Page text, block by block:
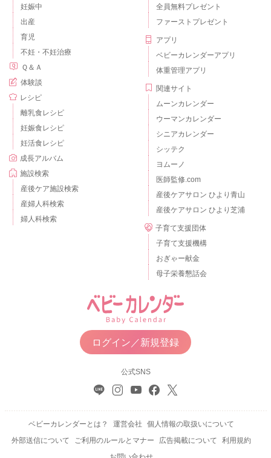
妊娠中
出産
育児
不妊・不妊治療
Ｑ＆Ａ
体験談
レシピ
離乳食レシピ
妊娠食レシピ
妊活食レシピ
成長アルバム
施設検索
産後ケア施設検索
産婦人科検索
婦人科検索
全員無料プレゼント
ファーストプレゼント
アプリ
ベビーカレンダーアプリ
体重管理アプリ
関連サイト
ムーンカレンダー
ウーマンカレンダー
シニアカレンダー
シッテク
ヨムーノ
医師監修.com
産後ケアサロン ひより青山
産後ケアサロン ひより芝浦
子育て支援団体
子育て支援機構
おぎゃー献金
母子栄養懇話会
ログイン／新規登録
公式SNS
ベビーカレンダーとは？ 運営会社
個人情報の取扱いについて
外部送信について
ご利用のルールとマナー 広告掲載について
利用規約